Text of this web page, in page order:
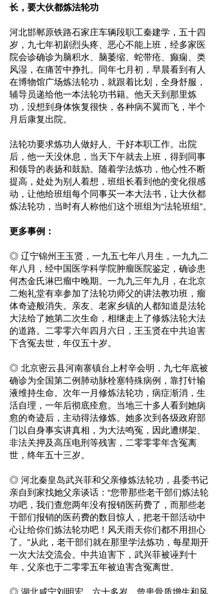
长，要大伙都炼法轮功
河北邯郸原铁路石家庄车辆段职工秦建学，五十四
岁，九七年初剧烈头疼、恶心不能上班，经多家医
院会诊确诊为脑积水、脑萎缩、蛇带疮、癫痫、类
风湿，在痛苦中挣扎。同年七月初，早晨看到有人
在博物馆广场炼法轮功，就跟着比划，全身舒服，
辅导员递给他一本法轮功书籍。他天天到那里炼
功，没想到身体恢复很快，各种病不翼而飞，半个
月后康复出院。
法轮功要求炼功人做好人、干好本职工作。出院
后，他一天没休息，当天下午就去上班，得到同事
和领导的表扬和鼓励。随着学法炼功，他心性不断
提高，处处为别人着想，班组长看到他的变化很感
动，让他给班组每个同事买一本大法书，让大伙都
炼法轮功，当时有人称他们这个班组为“法轮班组”。
更多事例：
◎ 辽宁锦州王玉贤，一九五七年八月生，一九九二
年八月，经中国医学科学院肿瘤医院鉴定，确诊患
何杰金氏淋巴瘤中晚期。一九九三年九月，在北京
二炮礼堂有幸参加了法轮功师父的讲法教功班，瘤
体奇迹般消失。亲友、老家乡镇的人都知道是法轮
大法给了她第二次生命，相继走上了修炼法轮大法
的道路。二零零六年四月六日，王玉贤在中共迫害
下含冤去世，年仅五十岁。
◎ 北京密云县河南寨镇台上村辛会明，九七年底被
确诊为全国第二例肺动脉栓塞特殊病例，靠打针输
液维持生命。次年一月修炼法轮功，病症渐消，生
活自理，一年后彻底痊愈。当地三十多人看到她病
愈的奇迹后，主动得法修炼。她多次到各级政府部
门以自身事实讲真相，为大法鸣冤，因此遭绑架、
非法关押及高压电刑等残害，二零零零年含冤离
世，终年五十三岁。
◎ 河北秦皇岛武兴菲和父亲修炼法轮功，县委书记
亲自到家找她父亲谈话：“您带那些老干部们炼法轮
功吧，我们查您两年没有报销医药费了，而那些老
干部们报销的医药费的数目惊人，把老干部活动中
心让给你们炼法轮功吧！风天雨天你们都不用担心
了。”从此，老干部们就在那里学法炼功，每星期开
一次大法交流会。中共迫害下，武兴菲被诬判十
年，父亲也于二零零五年被迫害含冤离世。
◎ 湖北咸宁刘明宏，六十多岁，曾患骨质增生和风